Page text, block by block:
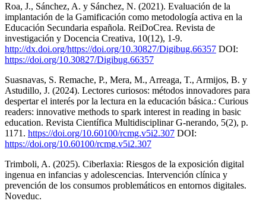
Roa, J., Sánchez, A. y Sánchez, N. (2021). Evaluación de la
implantación de la Gamificación como metodología activa en la
Educación Secundaria española. ReiDoCrea. Revista de
investigación y Docencia Creativa, 10(12), 1-9.
http://dx.doi.org/https://doi.org/10.30827/Digibug.66357 DOI:
https://doi.org/10.30827/Digibug.66357
Suasnavas, S. Remache, P., Mera, M., Arreaga, T., Armijos, B. y
Astudillo, J. (2024). Lectores curiosos: métodos innovadores para
despertar el interés por la lectura en la educación básica.: Curious
readers: innovative methods to spark interest in reading in basic
education. Revista Científica Multidisciplinar G-nerando, 5(2), p.
1171. https://doi.org/10.60100/rcmg.v5i2.307 DOI:
https://doi.org/10.60100/rcmg.v5i2.307
Trimboli, A. (2025). Ciberlaxia: Riesgos de la exposición digital
ingenua en infancias y adolescencias. Intervención clínica y
prevención de los consumos problemáticos en entornos digitales.
Noveduc.